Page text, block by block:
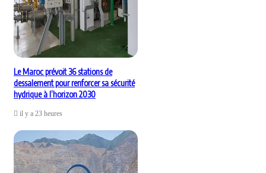
Le Maroc prévoit 36 stations de
dessalement pour renforcer sa sécurité
hydrique à l’horizon 2030
il y a 23 heures